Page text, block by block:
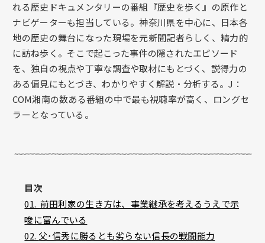
れる歴史ドキュメンタリーの番組『歴史を歩く』の原作と
ナビゲーターも担当している。神奈川県を中心に、日本各
地の歴史の舞台になった現場を元新聞記者らしく、精力的
に訪ね歩く。そこで起こった事件の隠されたエピソード
を、独自の視点や丁寧な調査や取材にもとづく、説得力の
ある偏見にもとづき、わかりやすく解説・分析する。J：
COM湘南の数ある番組の中で最も視聴率が高く、ロングセ
ラーとなっている。
目次
01. 前田利家の生き方は、事業継承を考えるうえで示
唆に富んでいる
02. 父･信秀に勝るとも劣らない信長の戦闘能力